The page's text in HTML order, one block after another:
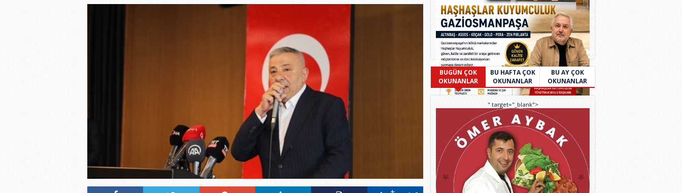
BUGÜN ÇOK
OKUNANLAR
BU HAFTA ÇOK
OKUNANLAR
BU AY ÇOK
OKUNANLAR
" target="_blank">